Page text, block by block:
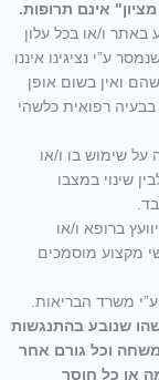
אינם תרופות.
באתר ו/או בכל עלון
ע”י נציגינו איננו
ואין בשום אופן
רפואית כלשהי
שימוש בו ו/או
שינוי במצבו
ברופא ו/או
מקצוע מוסמכים
משרד הבריאות.
שנובע בהתנגשות
משחה וכל גורם אחר
או כל חוסר